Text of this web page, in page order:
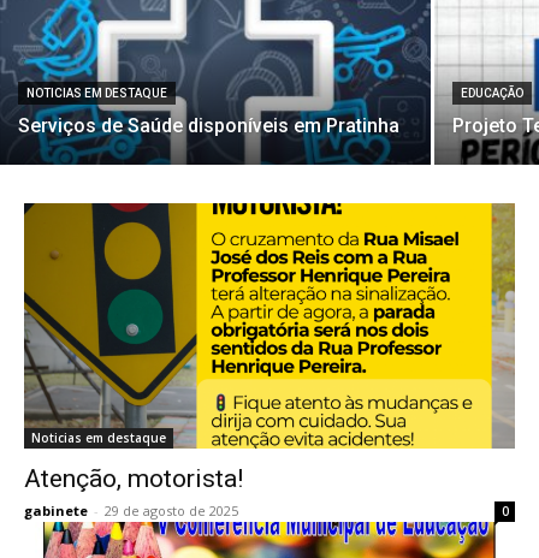
NOTICIAS EM DESTAQUE
Serviços de Saúde disponíveis em Pratinha
EDUCAÇÃO
Projeto
Noticias em destaque
Atenção, motorista!
gabinete - 29 de agosto de 2025 0